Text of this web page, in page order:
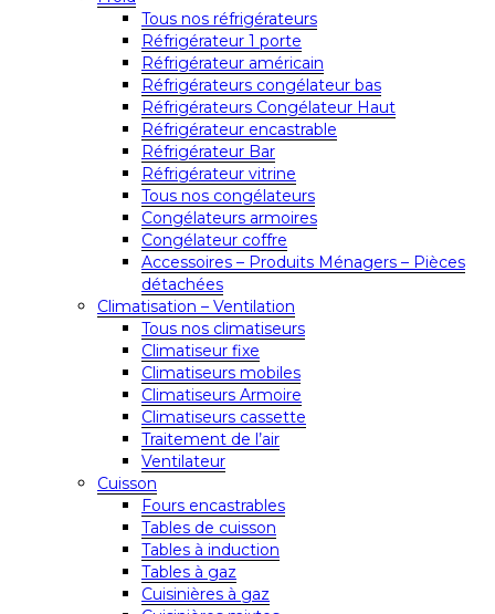
Tous nos réfrigérateurs
Réfrigérateur 1 porte
Réfrigérateur américain
Réfrigérateurs congélateur bas
Réfrigérateurs Congélateur Haut
Réfrigérateur encastrable
Réfrigérateur Bar
Réfrigérateur vitrine
Tous nos congélateurs
Congélateurs armoires
Congélateur coffre
Accessoires – Produits Ménagers – Pièces
détachées
Climatisation – Ventilation
Tous nos climatiseurs
Climatiseur fixe
Climatiseurs mobiles
Climatiseurs Armoire
Climatiseurs cassette
Traitement de l’air
Ventilateur
Cuisson
Fours encastrables
Tables de cuisson
Tables à induction
Tables à gaz
Cuisinières à gaz